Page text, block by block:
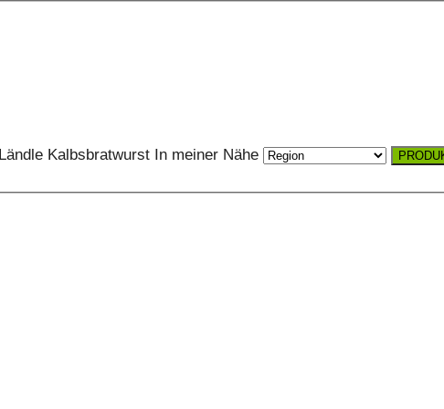
Ländle Kalbsbratwurst In meiner Nähe